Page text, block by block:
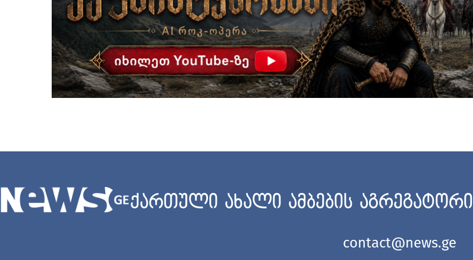
ქართული ახალი ამბების აგრეგატორი
contact@news.ge